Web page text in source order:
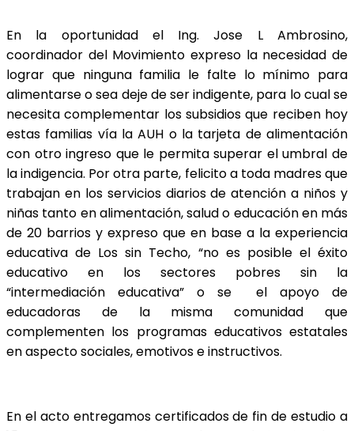
En la oportunidad el Ing. Jose L Ambrosino,
coordinador del Movimiento expreso la necesidad de
lograr que ninguna familia le falte lo mínimo para
alimentarse o sea deje de ser indigente, para lo cual se
necesita complementar los subsidios que reciben hoy
estas familias vía la AUH o la tarjeta de alimentación
con otro ingreso que le permita superar el umbral de
la indigencia. Por otra parte, felicito a toda madres que
trabajan en los servicios diarios de atención a niños y
niñas tanto en alimentación, salud o educación en más
de 20 barrios y expreso que en base a la experiencia
educativa de Los sin Techo, “no es posible el éxito
educativo en los sectores pobres sin la
“intermediación educativa” o se el apoyo de
educadoras de la misma comunidad que
complementen los programas educativos estatales
en aspecto sociales, emotivos e instructivos.
En el acto entregamos certificados de fin de estudio a